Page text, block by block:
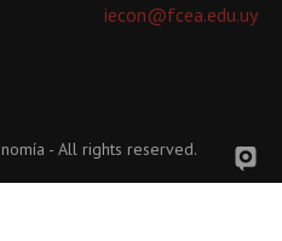
iecon@fcea.edu.uy
- All rights reserved.